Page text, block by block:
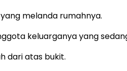
melanda rumahnya.
keluarganya yang
dari atas bukit.